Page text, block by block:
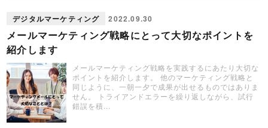
デジタルマーケティング 2022.09.30
メールマーケティング戦略にとって大切なポイントを
紹介します
メールマーケティング戦略を実践するにあたり大切な
ポイントを紹介します。 他のマーケティング戦略と
同じように、一朝一夕で成果が出せるものではありま
せん。 トライアンドエラーを繰り返しながら、試行
錯誤を積...